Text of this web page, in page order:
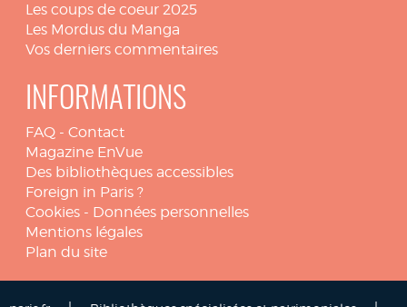
Les coups de coeur 2025
Les Mordus du Manga
Vos derniers commentaires
INFORMATIONS
FAQ - Contact
Magazine EnVue
Des bibliothèques accessibles
Foreign in Paris ?
Cookies - Données personnelles
Mentions légales
Plan du site